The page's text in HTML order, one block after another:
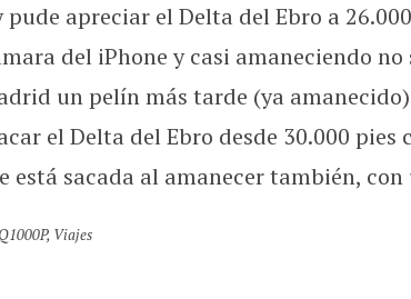
apreciar el Delta del Ebro a
del iPhone y casi amaneciendo
un pelín más tarde (ya
el Delta del Ebro desde 30.000 pies
sacada al amanecer también, con
, Viajes